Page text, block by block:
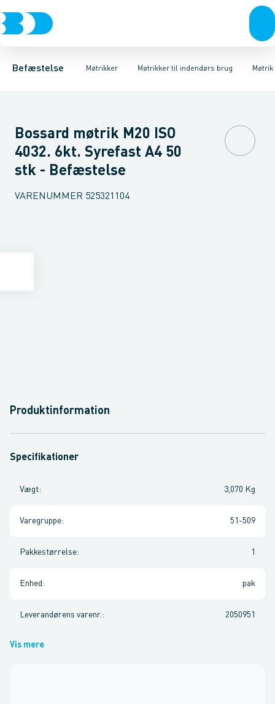
Befæstelse Møtrikker
Bolte & sætskruerMøtrikker SkiverSkruerSøm & dykkere
Møtrikker til indendørs brug
Møtrikker til udendørs brug Møtrikker til indendørs brug
Møtrik 6-kant SortMøtrik 6-kant Elgalvaniseret FZB Møtrik
Bossard møtrik M20 ISO
4032. 6kt. Syrefast A4 50
stk - Befæstelse
VARENUMMER 525321104
Produktinformation
Specifikationer
Vægt: 3,070 Kg
Varegruppe: 51-509
Pakkestørrelse: 1
Enhed : pak
Leverandørens varenr. : 2050951
Vis mere